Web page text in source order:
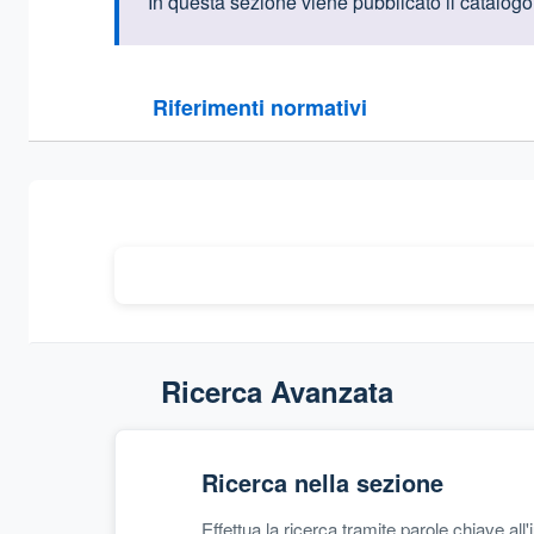
Riferimenti normativi
Sezione compressa
Ricerca Avanzata
Ricerca nella sezione
Effettua la ricerca tramite parole chiave